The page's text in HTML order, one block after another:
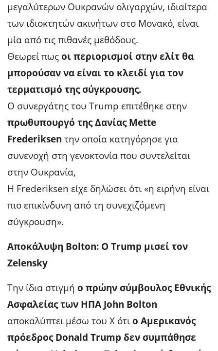
μεγαλύτερων Ουκρανών ολιγαρχών, ιδιαίτερα
των ιδιοκτητών ακινήτων στο Μονακό, είναι
μία από τις πιθανές μεθόδους.
Θεωρεί πωςοι περιορισμοί στην ελίτ θα
μπορούσαν να είναι το κλειδί για τον
τερματισμό της σύγκρουσης.
Ο συνεργάτης του Trump επιτέθηκε στην
πρωθυπουργό της Δανίας Mette
Frederiksen την οποία κατηγόρησε για
συνενοχή στη γενοκτονία που συντελείται
στην Ουκρανία,
Η Frederiksen είχε δηλώσει ότι «η ειρήνη είναι
πιο επικίνδυνη από τη συνεχιζόμενη
σύγκρουση».
Aποκάλυψη Bolton: Ο Trump μισεί τον
Zelensky
Την ίδια στιγμή ο πρώην σύμβουλος Εθνικής
Ασφαλείας των ΗΠΑ John Bolton
αποκαλύπτει μέσω του X ότιο Αμερικανός
πρόεδρος Donald Trump δεν συμπάθησε